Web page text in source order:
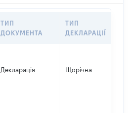
ТИП
ДОКУМЕНТА
ТИП
ДЕКЛАРАЦІЇ
Декларація Щорічна